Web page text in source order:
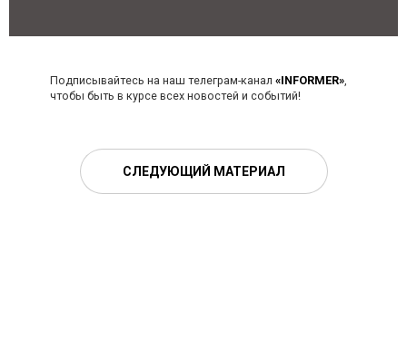
Подписывайтесь на наш телеграм-канал «INFORMER»,
чтобы быть в курсе всех новостей и событий!
СЛЕДУЮЩИЙ МАТЕРИАЛ